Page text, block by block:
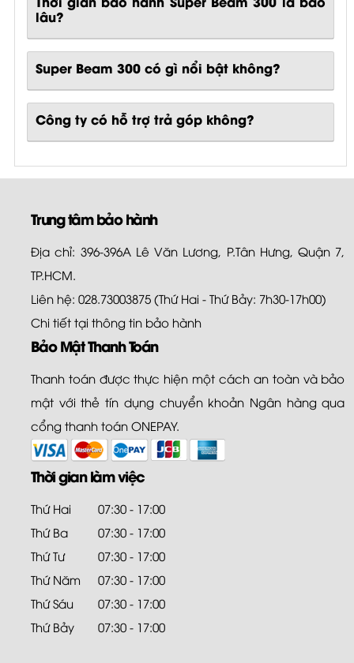
lâu?
Super Beam 300có gì nổi bật không?
Công ty có hỗ trợ trả góp không?
Trung tâm bảo hành
Địa chỉ: 396-396A Lê Văn Lương, P.Tân Hưng, Quận 7,
TP.HCM.
Liên hệ: 028.73003875 (Thứ Hai - Thứ Bảy: 7h30-17h00)
Chi tiết tại thông tin bảo hành
Bảo Mật Thanh Toán
Thanh toán được thực hiện một cách an toàn và bảo
mật với thẻ tín dụng chuyển khoản Ngân hàng qua
cổng thanh toán ONEPAY.
Thời gian làm việc
Thứ Hai
07:30 - 17:00
Thứ Ba
07:30 - 17:00
Thứ Tư
07:30 - 17:00
Thứ Năm
07:30 - 17:00
Thứ Sáu
07:30 - 17:00
Thứ Bảy
07:30 - 17:00